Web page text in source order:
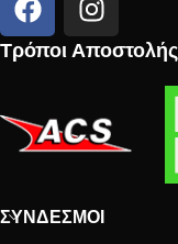
Τρόποι Αποστολής
ΣΎΝΔΕΣΜΟΙ